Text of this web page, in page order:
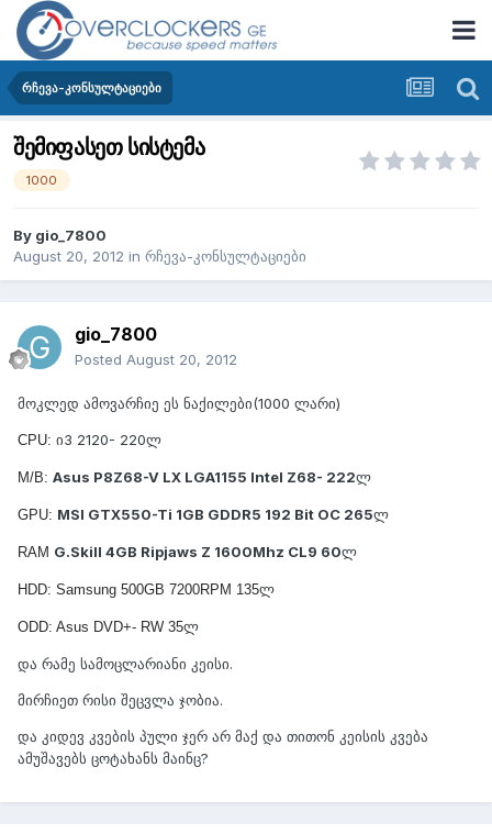
რჩევა-კონსულტაციები
შემიფასეთ სისტემა
1000
By gio_7800
August 20, 2012 in რჩევა-კონსულტაციები
gio_7800
Posted August 20, 2012
მოკლედ ამოვარჩიე ეს ნაქილები(1000 ლარი)
CPU: ი3 2120- 220ლ
M/B: Asus P8Z68-V LX LGA1155 Intel Z68- 222ლ
GPU: MSI GTX550-Ti 1GB GDDR5 192 Bit OC 265ლ
RAM G.Skill 4GB Ripjaws Z 1600Mhz CL9 60ლ
HDD: Samsung 500GB 7200RPM 135ლ
ODD: Asus DVD+- RW 35ლ
და რამე სამოცლარიანი კეისი.
მირჩიეთ რისი შეცვლა ჯობია.
და კიდევ კვების პული ჯერ არ მაქ და თითონ კეისის კვება
ამუშავებს ცოტახანს მაინც?